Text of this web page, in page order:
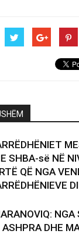
SHBA-së NË
QË NGA
ASHPRA DHE